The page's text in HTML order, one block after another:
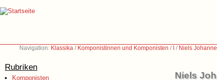
Navigation: Klassika / Komponistinnen und Komponisten / / Niels
Rubriken
Komponisten
Niels